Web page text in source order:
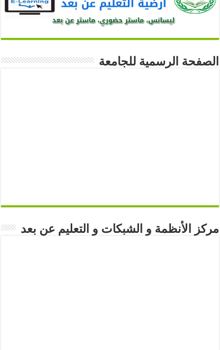
الصفحة الرسمية للجامعة
مركز الأنظمة و الشبكات و التعليم عن بعد